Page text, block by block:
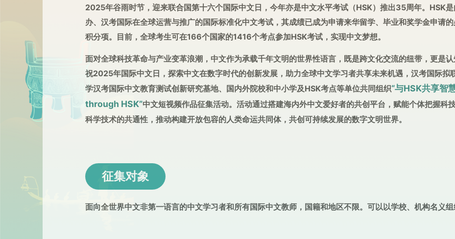
2025年谷雨时节，迎来联合国第十六个国际中文日，今年亦是中文水平考试（HSK）推出35周年。HSK
办、汉考国际在全球运营与推广的国际标准化中文考试，其成绩已成为申请来华留学、毕业和奖学金申请
积分项。目前，全球考生可在166个国家的1416个考点参加HSK考试，实现中文梦想。
面对全球科技革命与产业变革浪潮，中文作为承载千年文明的世界性语言，既是跨文化交流的纽带，更是
祝2025年国际中文日，探索中文在数字时代的创新发展，助力全球中文学习者共享未来机遇，汉考国际拟
学汉考国际中文教育测试创新研究基地、国内外院校和中小学及HSK考点等单位共同组织“与HSK共享智
through HSK”中文短视频作品征集活动。活动通过搭建海内外中文爱好者的共创平台，赋能个体把握科
科学技术的共通性，推动构建开放包容的人类命运共同体，共创可持续发展的数字文明世界。
征集对象
面向全世界中文非第一语言的中文学习者和所有国际中文教师，国籍和地区不限。可以以学校、机构名义组